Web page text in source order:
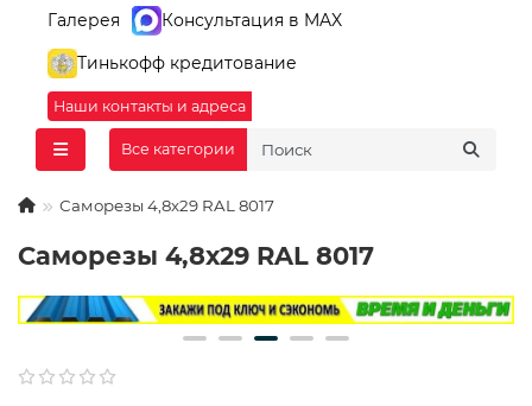
Галерея
Консультация в MAX
Тинькофф кредитование
Наши контакты и адреса
Все категории
Саморезы 4,8х29 RAL 8017
Саморезы 4,8х29 RAL 8017